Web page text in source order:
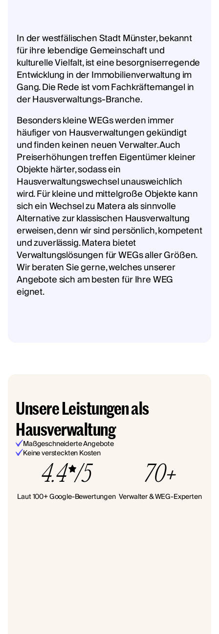
In der westfälischen Stadt Münster, bekannt
für ihre lebendige Gemeinschaft und
kulturelle Vielfalt, ist eine besorgniserregende
Entwicklung in der Immobilienverwaltung im
Gang. Die Rede ist vom Fachkräftemangel in
der Hausverwaltungs-Branche.
Besonders kleine WEGs werden immer
häufiger von Hausverwaltungen gekündigt
und finden keinen neuen Verwalter. Auch
Preiserhöhungen treffen Eigentümer kleiner
Objekte härter, sodass ein
Hausverwaltungswechsel unausweichlich
wird. Für kleine und mittelgroße Objekte kann
sich ein Wechsel zu Matera als sinnvolle
Alternative zur klassischen Hausverwaltung
erweisen, denn wir sind persönlich, kompetent
und zuverlässig. Matera bietet
Verwaltungslösungen für WEGs aller Größen.
Wir beraten Sie gerne, welches unserer
Angebote sich am besten für Ihre WEG
eignet.
Unsere Leistungen als
Hausverwaltung
Maßgeschneiderte Angebote
Keine versteckten Kosten
4.4 /5
Laut 100+ Google-Bewertungen
70+
Verwalter & WEG-Experten